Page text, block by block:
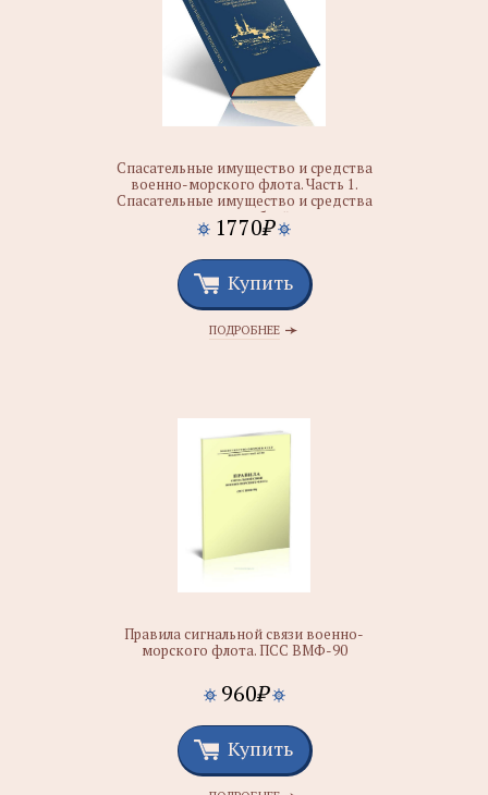
Спасательные имущество и средства
военно-морского флота. Часть 1.
Спасательные имущество и средства
надводных кораблей и судов
обеспечения ВМФ
1770₽
Купить
ПОДРОБНЕЕ
Правила сигнальной связи военно-
морского флота. ПСС ВМФ-90
960₽
Купить